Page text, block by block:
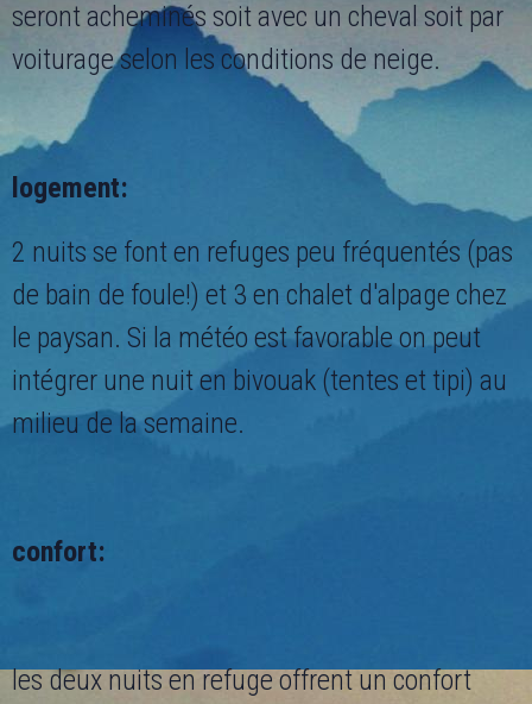
seront acheminés soit avec un cheval soit par
voiturage selon les conditions de neige.
logement:
2 nuits se font en refuges peu fréquentés (pas
de bain de foule!) et 3 en chalet d'alpage chez
le paysan. Si la météo est favorable on peut
intégrer une nuit en bivouak (tentes et tipi) au
milieu de la semaine.
confort:
les deux nuits en refuge offrent un confort